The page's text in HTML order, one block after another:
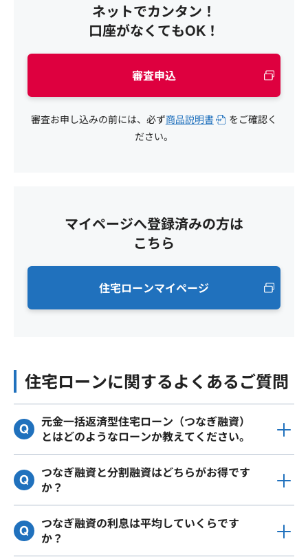
ネットでカンタン！
口座がなくてもOK！
審査申込
審査お申し込みの前には、必ず商品説明書
をご確認く
ださい。
マイページへ登録済みの方は
こちら
住宅ローンマイページ
住宅ローンに関するよくあるご質問
元金一括返済型住宅ローン（つなぎ融資）
とはどのようなローンか教えてください。
つなぎ融資と分割融資はどちらがお得です
か？
つなぎ融資の利息は平均していくらです
か？